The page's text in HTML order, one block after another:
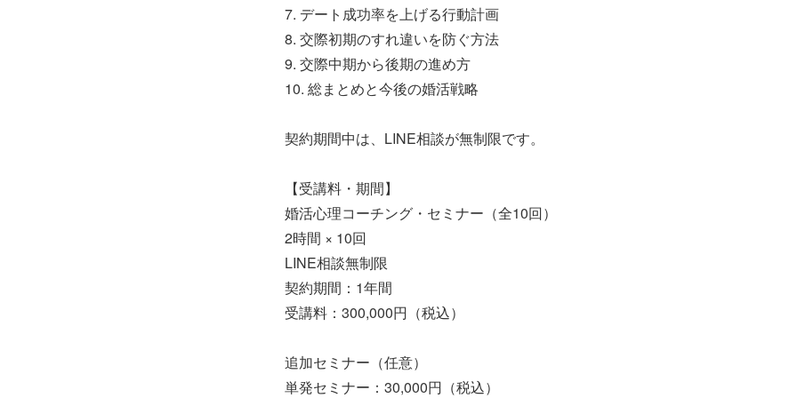
7. デート成功率を上げる行動計画
8. 交際初期のすれ違いを防ぐ方法
9. 交際中期から後期の進め方
10. 総まとめと今後の婚活戦略
契約期間中は、LINE相談が無制限です。
【受講料・期間】
婚活心理コーチング・セミナー（全10回）
2時間 × 10回
LINE相談無制限
契約期間：1年間
受講料：300,000円（税込）
追加セミナー（任意）
単発セミナー：30,000円（税込）